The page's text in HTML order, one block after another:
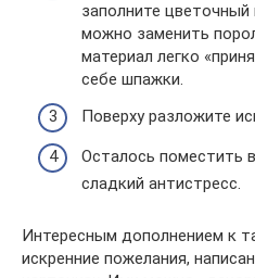
заполните
можно заменить
материал легко
себе шпажки.
Поверху разложите
Осталось поместить
сладкий антистресс.
Интересным дополнением к
искренние пожелания,